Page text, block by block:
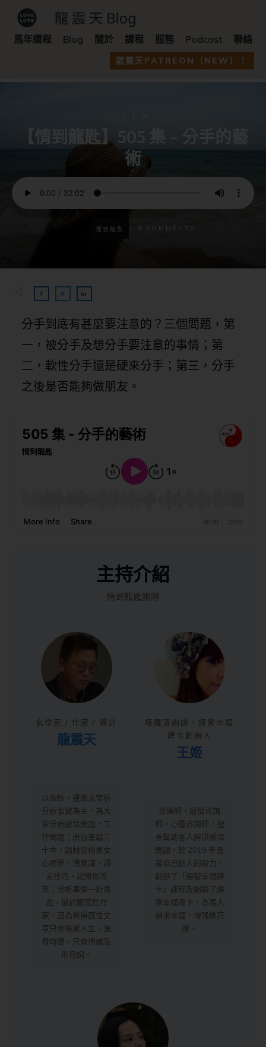
馬年運程 Blog 關於 課程 服務 Podcast 聯絡
龍震天PATREON（NEW）！
【情到龍匙】505 集 – 分手的藝
術
情到龍匙 0 COMMENTS
分手到底有甚麼要注意的？三個問題，第
一，被分手及想分手要注意的事情；第
二，軟性分手還是硬來分手；第三，分手
之後是否能夠做朋友。
主持介紹
情到龍匙團隊
玄學家 / 作家 / 講師
龍震天
以理性，邏輯及常析
分析事實為主，為大
家分析感情問題，工
作問題；出版書籍三
十本，題材包括男女
心理學，潛意識，語
言技巧，記憶術等
等；分析事情一針見
血，最討厭感性作
家，因為覺得感性文
章只會拖累人生，浪
費時間，只有情緒及
形容詞。
塔羅咨詢師，經營幸福
牌卡創辦人
王姬
塔羅師，感情咨詢
師，心靈咨詢師，擅
長幫助客人解決感情
問題，於 2019 年憑
著自己個人的毅力，
創辦了「經營幸福牌
卡」課程及創製了經
營幸福牌卡，為客人
謀求幸福，增强桃花
運。